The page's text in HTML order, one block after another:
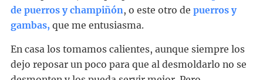
de puerros y champiñón, o este otro de puerros y
gambas, que me entusiasma.
En casa los tomamos calientes, aunque siempre los
dejo reposar un poco para que al desmoldarlo no se